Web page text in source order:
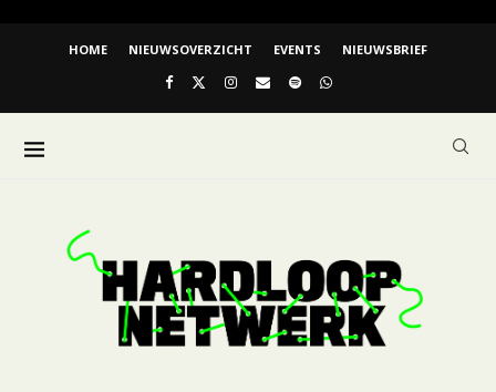
HOME NIEUWSOVERZICHT EVENTS NIEUWSBRIEF